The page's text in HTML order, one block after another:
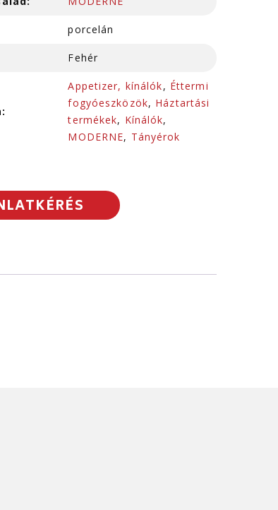
porcelán
Fehér
Appetizer, kínálók, Éttermi
fogyóeszközök, Háztartási
termékek, Kínálók,
MODERNE, Tányérok